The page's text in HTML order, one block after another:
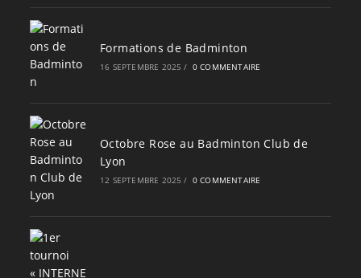
Formations de Badminton
16 SEPTEMBRE 2025 / 0 COMMENTAIRE
Octobre Rose au Badminton Club de
Lyon
12 SEPTEMBRE 2025 / 0 COMMENTAIRE